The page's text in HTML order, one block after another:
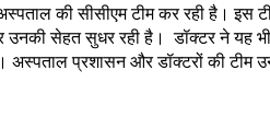
की सीसीएम टीम कर रही है।
उनकी सेहत सुधर रही है। डॉक्टर ने यह
अस्पताल प्रशासन और डॉक्टरों की